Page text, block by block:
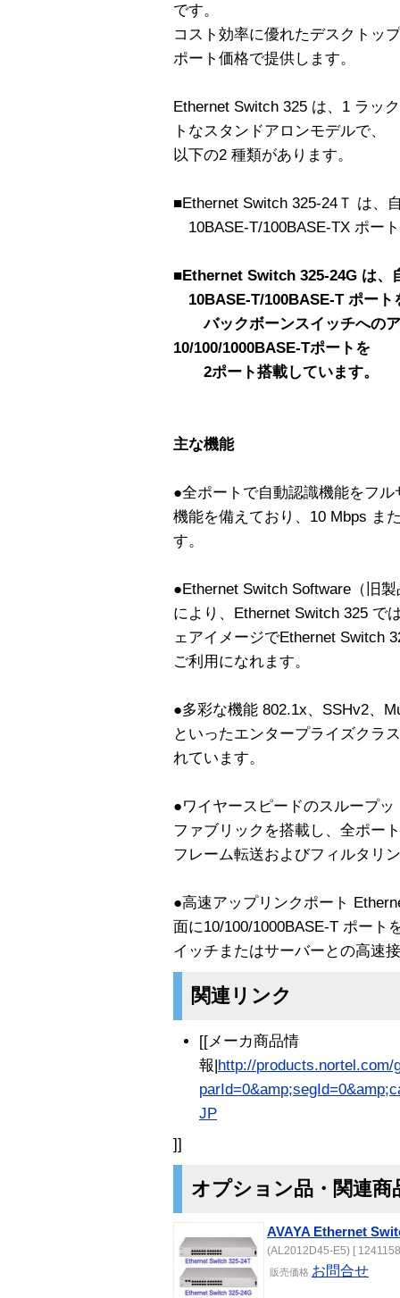
です。
コスト効率に優れたデスクトッ
ポート価格で提供します。
Ethernet Switch 325 は、1 ラッ
トなスタンドアロンモデルで、
以下の2 種類があります。
■Ethernet Switch 325-24Ｔ は、
10BASE-T/100BASE-TX ポー
■Ethernet Switch 325-24G は、
10BASE-T/100BASE-T ポート
バックボーンスイッチへのア
10/100/1000BASE-Tポートを
2ポート搭載しています。
主な機能
●全ポートで自動認識機能をフ
機能を備えており、10 Mbps ま
す。
●Ethernet Switch Software（旧
により、Ethernet Switch 325 で
ェアイメージでEthernet Switch
ご利用になれます。
●多彩な機能 802.1x、SSHv2、
といったエンタープライズクラ
れています。
●ワイヤースピードのスループ
ファブリックを搭載し、全ポー
フレーム転送およびフィルタリ
●高速アップリンクポート
面に10/100/1000BASE-T ポート
イッチまたはサーバーとの高速
関連リンク
[[メーカ商品情
報|http://products.nortel.com/
JP
]]
オプション品・関連商
AVAYA Ethernet
(AL2012D45-E5) [
販売価格 お問合せ